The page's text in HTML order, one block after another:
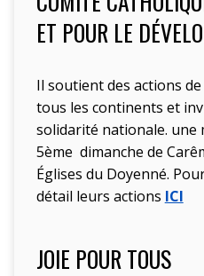
ET POUR LE
Il soutient des actions
tous les continents et
solidarité nationale. une
5ème dimanche de
Églises du Doyenné.
détail leurs actions ICI
JOIE POUR TOUS